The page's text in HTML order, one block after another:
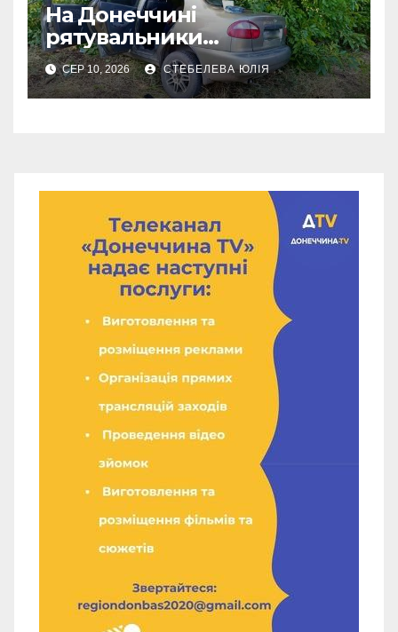
На Донеччині
рятувальники
деблокували чоловіка
після ДТП
СЕР 10, 2026 СТЕБЕЛЕВА ЮЛІЯ